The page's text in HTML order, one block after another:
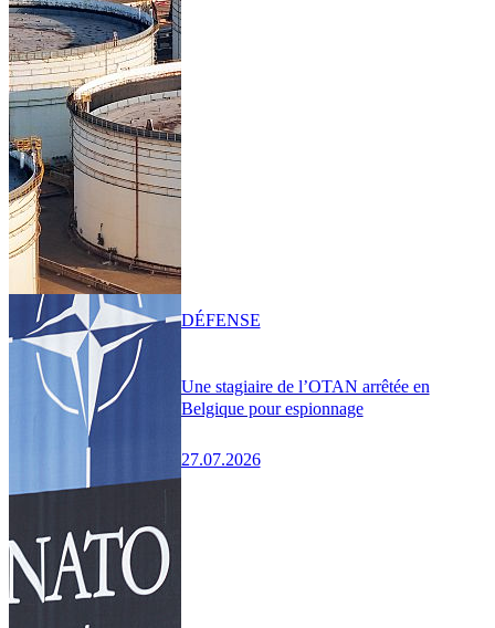
Une stagiaire de l’OTAN arrêtée en
Belgique pour espionnage
27.07.2026
DÉFENSE